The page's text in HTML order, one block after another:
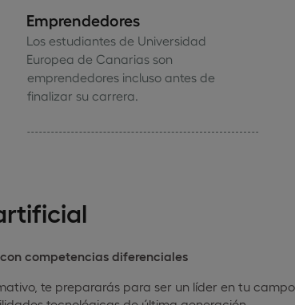
Emprendedores
Los estudiantes de Universidad
Europea de Canarias son
emprendedores incluso antes de
finalizar su carrera.
competencias diferenciales
te prepararás para ser un líder en tu